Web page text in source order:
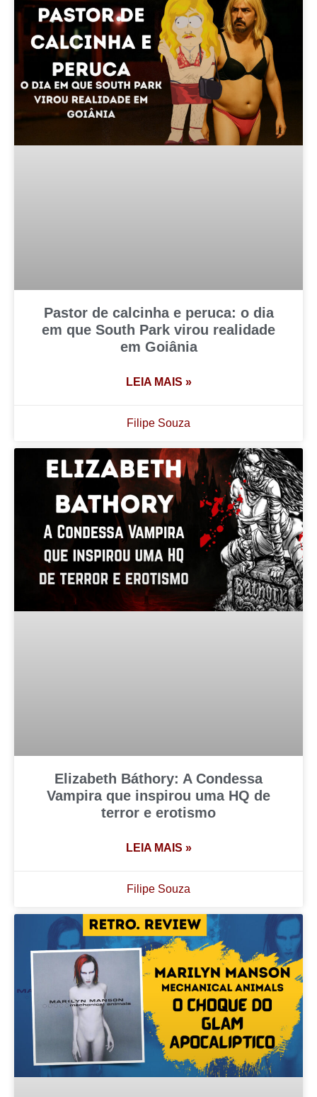
Pastor de calcinha e peruca: o dia
em que South Park virou realidade
em Goiânia
LEIA MAIS »
Filipe Souza
Elizabeth Báthory: A Condessa
Vampira que inspirou uma HQ de
terror e erotismo
LEIA MAIS »
Filipe Souza